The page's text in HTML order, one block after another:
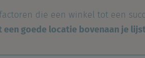
die een winkel tot een
goede locatie bovenaan je